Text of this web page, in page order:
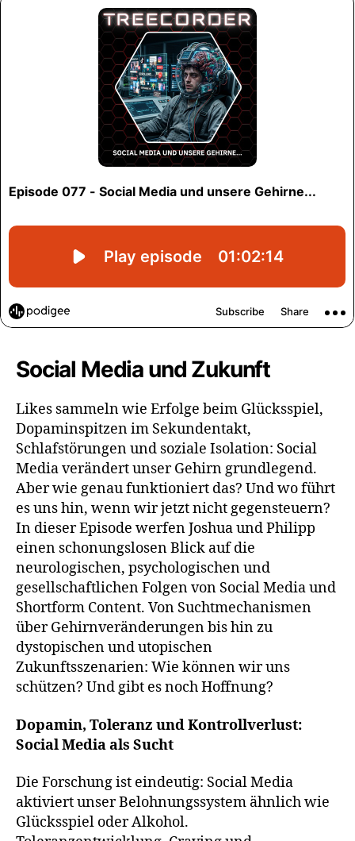
Social Media und Zukunft
Likes sammeln wie Erfolge beim Glücksspiel,
Dopaminspitzen im Sekundentakt,
Schlafstörungen und soziale Isolation: Social
Media verändert unser Gehirn grundlegend.
Aber wie genau funktioniert das? Und wo führt
es uns hin, wenn wir jetzt nicht gegensteuern?
In dieser Episode werfen Joshua und Philipp
einen schonungslosen Blick auf die
neurologischen, psychologischen und
gesellschaftlichen Folgen von Social Media und
Shortform Content. Von Suchtmechanismen
über Gehirnveränderungen bis hin zu
dystopischen und utopischen
Zukunftsszenarien: Wie können wir uns
schützen? Und gibt es noch Hoffnung?
Dopamin, Toleranz und Kontrollverlust:
Social Media als Sucht
Die Forschung ist eindeutig: Social Media
aktiviert unser Belohnungssystem ähnlich wie
Glücksspiel oder Alkohol.